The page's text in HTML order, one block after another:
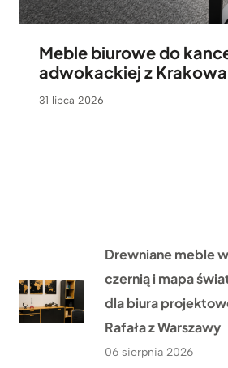
Meble biurowe do
adwokackiej z Krakowa
31 lipca 2026
Drewniane meble
czernią i mapa
dla biura
Rafała z Warszawy
06 sierpnia 2026